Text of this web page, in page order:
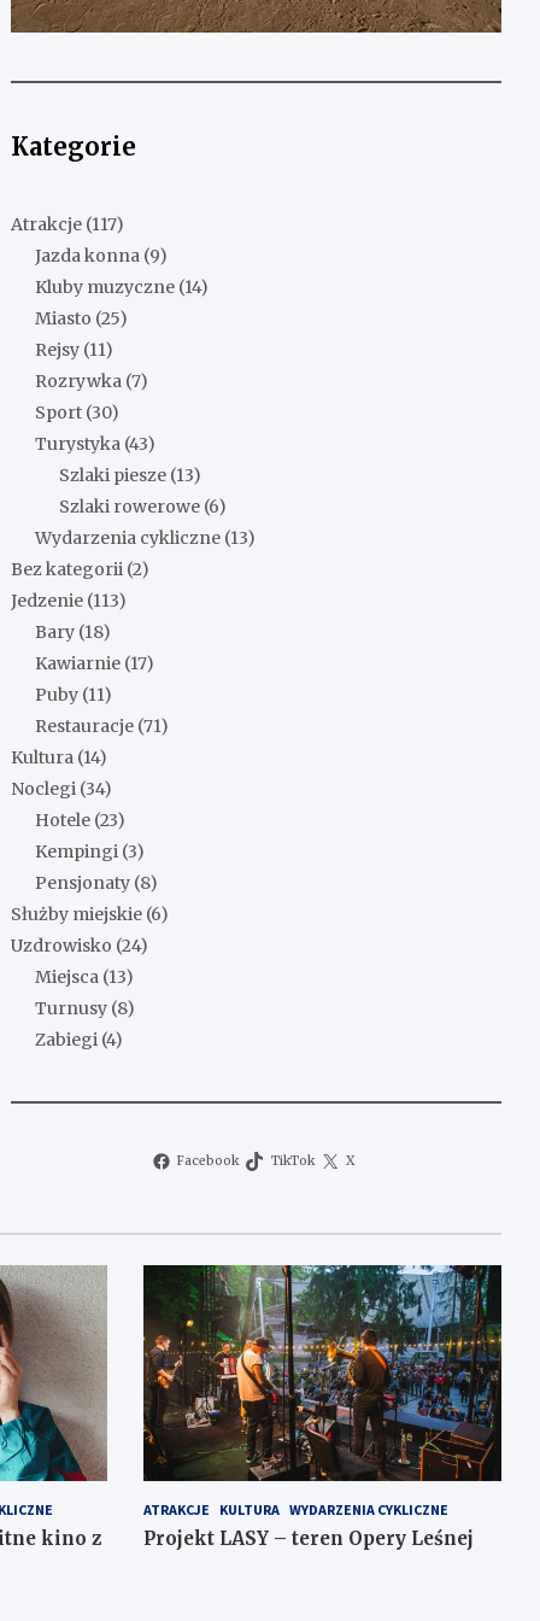
Kategorie
Atrakcje (117)
Jazda konna (9)
Kluby muzyczne (14)
Miasto (25)
Rejsy (11)
Rozrywka (7)
Sport (30)
Turystyka (43)
Szlaki piesze (13)
Szlaki rowerowe (6)
Wydarzenia cykliczne (13)
Bez kategorii (2)
Jedzenie (113)
Bary (18)
Kawiarnie (17)
Puby (11)
Restauracje (71)
Kultura (14)
Noclegi (34)
Hotele (23)
Kempingi (3)
Pensjonaty (8)
Służby miejskie (6)
Uzdrowisko (24)
Miejsca (13)
Turnusy (8)
Zabiegi (4)
Facebook TikTok X
kino z
ATRAKCJE KULTURA WYDARZENIA CYKLICZNE
Projekt LASY – teren Opery Leśnej